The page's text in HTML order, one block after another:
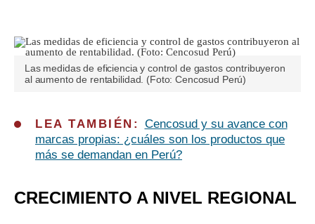
Las medidas de eficiencia y control de gastos contribuyeron
al aumento de rentabilidad. (Foto: Cencosud Perú)
LEA TAMBIÉN: Cencosud y su avance con
marcas propias: ¿cuáles son los productos que
más se demandan en Perú?
CRECIMIENTO A NIVEL REGIONAL